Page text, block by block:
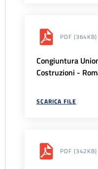
PDF (364KB)
Congiuntura
Costruzioni -
SCARICA FILE
PDF (342KB)